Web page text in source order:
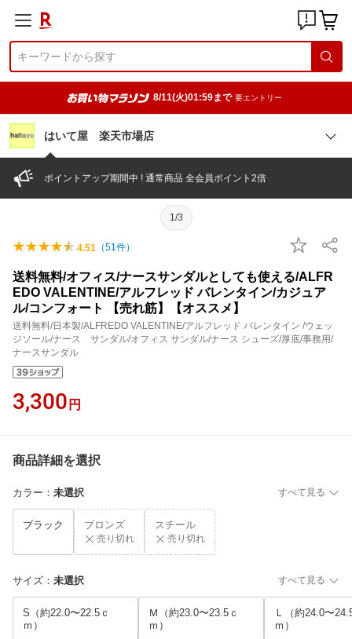
8/11(火)01:59まで 要エントリー
はいて屋 楽天市場店
ポイントアップ期間中 ! 通常商品 全会員ポイント2倍
1/3
4.51 （51件）
送料無料/オフィス/ナースサンダルとしても使える/ALFR
EDO VALENTINE/アルフレッド バレンタイン/カジュア
ル/コンフォート 【売れ筋】【オススメ】
送料無料/日本製/ALFREDO VALENTINE/アルフレッド バレンタイン /ウェッ
ジソール/ナース サンダル/オフィス サンダル/ナース シューズ/厚底/事務用/
ナースサンダル
3,300 円
商品詳細を選択
カラー ： 未選択 すべて見る
ブラック ブロンズ
売り切れ
スチール
売り切れ
サイズ ： 未選択 すべて見る
S（約22.0〜22.5ｃ
ｍ）
Ｍ（約23.0〜23.5ｃ
ｍ）
Ｌ（約24.0〜
ｍ）